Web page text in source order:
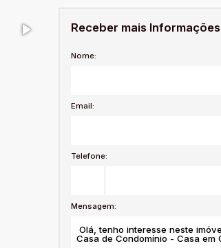
Receber mais Informações
Nome:
Email:
Telefone:
Mensagem: